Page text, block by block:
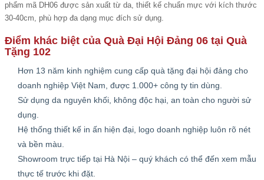
phẩm mã DH06 được sản xuất từ da, thiết kế chuẩn mực với kích thước
30-40cm, phù hợp đa dạng mục đích sử dụng.
Điểm khác biệt của Quà Đại Hội Đảng 06 tại Quà
Tặng 102
Hơn 13 năm kinh nghiệm cung cấp quà tặng đại hội đảng cho
doanh nghiệp Việt Nam, được 1.000+ công ty tin dùng.
Sử dụng da nguyên khối, không độc hại, an toàn cho người sử
dụng.
Hệ thống thiết kế in ấn hiện đại, logo doanh nghiệp luôn rõ nét
và bền màu.
Showroom trực tiếp tại Hà Nội – quý khách có thể đến xem mẫu
thực tế trước khi đặt.